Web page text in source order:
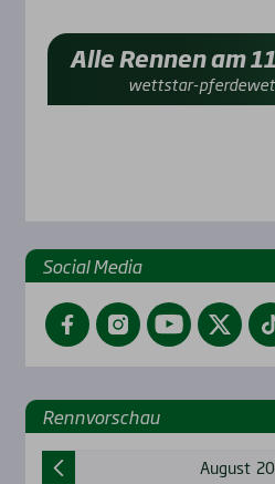
Alle Rennen am
wettstar-
Social Media
FacebookInstagramYouTubeTwitter
Renn­vor­schau
August